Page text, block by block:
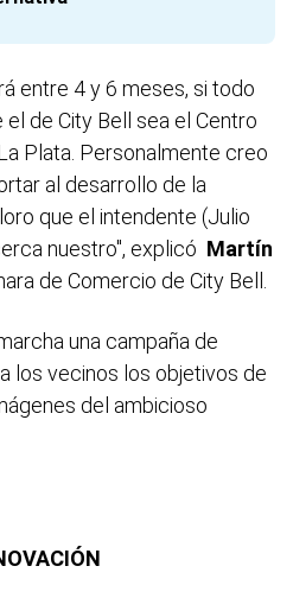
entre 4 y 6 meses, si todo
de City Bell sea el Centro
Plata. Personalmente creo
al desarrollo de la
que el intendente (Julio
nuestro", explicó Martín
de Comercio de City Bell.
una campaña de
los vecinos los objetivos de
del ambicioso